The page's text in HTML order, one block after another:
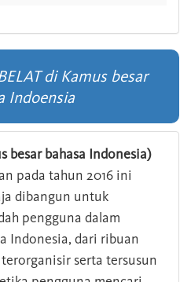
di Kamus besar
Indoensia
besar bahasa Indonesia)
pada tahun 2016 ini
dibangun untuk
pengguna dalam
Indonesia, dari ribuan
serta tersusun